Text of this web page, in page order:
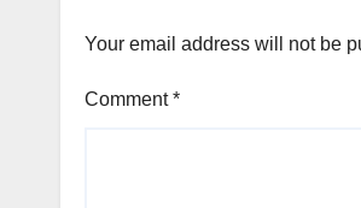
Your email address will not be
Comment*